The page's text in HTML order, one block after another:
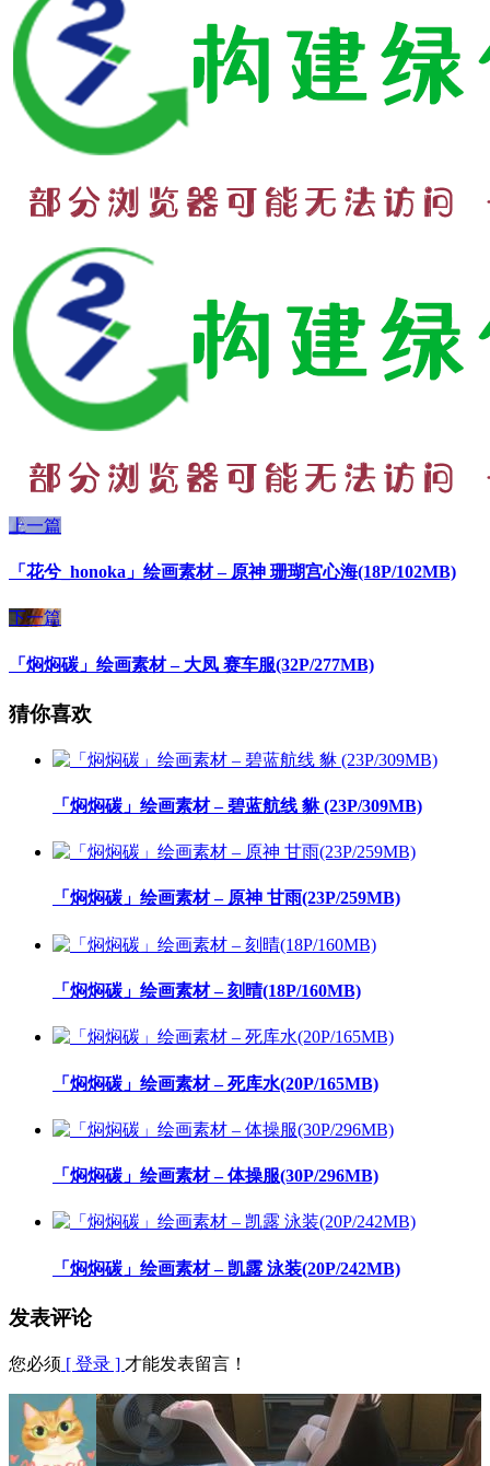
上一篇
「花兮_honoka」绘画素材 – 原神 珊瑚宫心海(18P/102MB)
下一篇
「焖焖碳」绘画素材 – 大凤 赛车服(32P/277MB)
猜你喜欢
「焖焖碳」绘画素材 – 碧蓝航线 貅 (23P/309MB)
「焖焖碳」绘画素材 – 原神 甘雨(23P/259MB)
「焖焖碳」绘画素材 – 刻晴(18P/160MB)
「焖焖碳」绘画素材 – 死库水(20P/165MB)
「焖焖碳」绘画素材 – 体操服(30P/296MB)
「焖焖碳」绘画素材 – 凯露 泳装(20P/242MB)
发表评论
您必须 [ 登录 ] 才能发表留言！